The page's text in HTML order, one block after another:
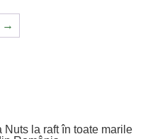
→
la raft în toate marile